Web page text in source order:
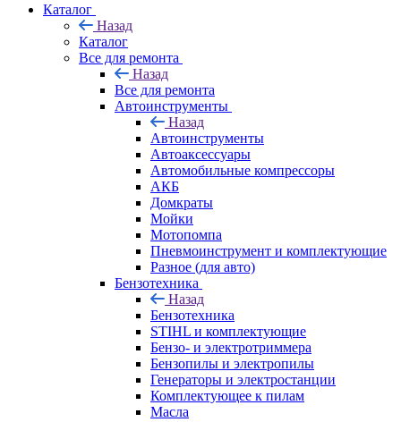
Каталог
Назад
Каталог
Все для ремонта
Назад
Все для ремонта
Автоинструменты
Назад
Автоинструменты
Автоаксессуары
Автомобильные компрессоры
АКБ
Домкраты
Мойки
Мотопомпа
Пневмоинструмент и комплектующие
Разное (для авто)
Бензотехника
Назад
Бензотехника
STIHL и комплектующие
Бензо- и электротриммера
Бензопилы и электропилы
Генераторы и электростанции
Комплектующее к пилам
Масла